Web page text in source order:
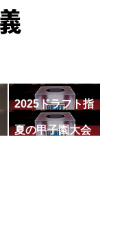
2025ドラフト指
名一覧
夏の甲子園大会